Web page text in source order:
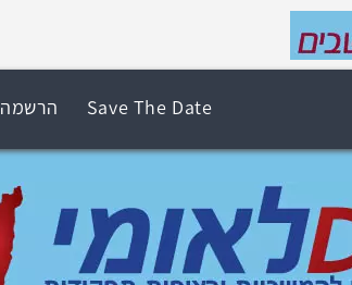
Save The Date הרשמה